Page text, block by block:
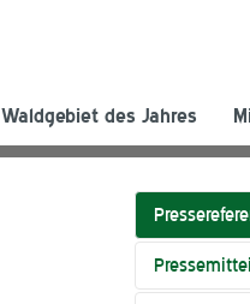
Waldgebiet des Jahres